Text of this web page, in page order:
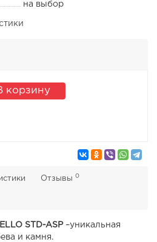
на выбор
корзину
Отзывы 0
STD-ASP –уникальная
и камня.